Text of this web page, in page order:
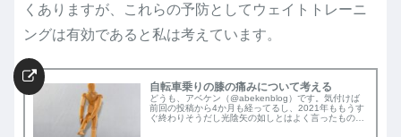
くありますが、これらの予防としてウェイトトレーニ
ングは有効であると私は考えています。
自転車乗りの膝の痛みについて考える
どうも、アベケン（@abekenblog）です。気付けば
前回の投稿から4か月も経ってるし、2021年ももうす
ぐ終わりそうだし光陰矢の如しとはよく言ったもので